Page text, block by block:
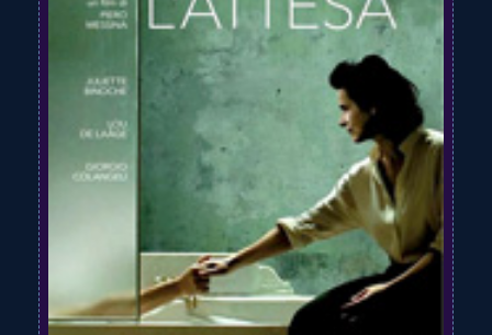
Teatro
News
Informazioni